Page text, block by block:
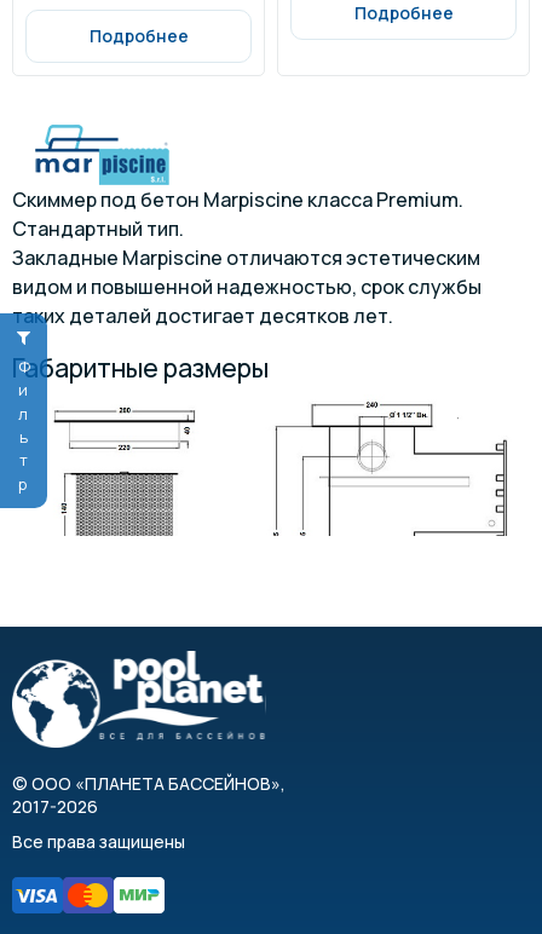
Фильтр
Подробнее
Подробнее
Скиммер под бетон Marpiscine класса Premium.
Стандартный тип.
Закладные Marpiscine отличаются эстетическим
видом и повышенной надежностью, срок службы
таких деталей достигает десятков лет.
Габаритные размеры
© ООО «ПЛАНЕТА БАССЕЙНОВ»,
2017-2026
Все права защищены